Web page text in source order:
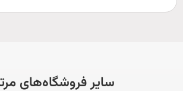
سایر فروشگاه‌های مرتبط